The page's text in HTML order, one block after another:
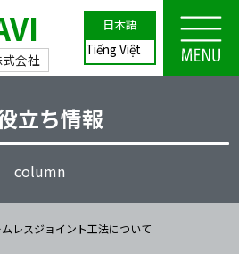
会社
日本語
Tiếng Việt
立ち情報
column
レスジョイント工法について